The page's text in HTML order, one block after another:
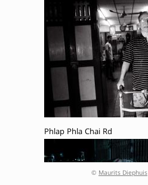
Phlap Phla Chai Rd
© Maurits Diephuis